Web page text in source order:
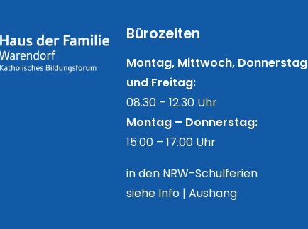
Bürozeiten
Montag, Mittwoch, Donnerstag
und Freitag:
08.30 – 12.30 Uhr
Montag – Donnerstag:
15.00 – 17.00 Uhr
in den NRW-Schulferien
siehe Info | Aushang